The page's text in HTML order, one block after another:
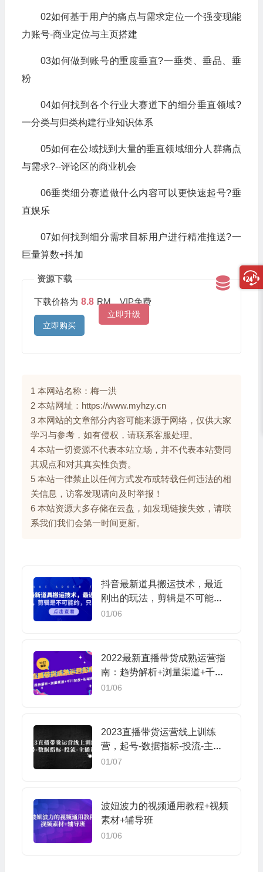
02如何基于用户的痛点与需求定位一个强变现能
力账号-商业定位与主页搭建
03如何做到账号的重度垂直?一垂类、垂品、垂
粉
04如何找到各个行业大赛道下的细分垂直领域?
一分类与归类构建行业知识体系
05如何在公域找到大量的垂直领域细分人群痛点
与需求?--评论区的商业机会
06垂类细分赛道做什么内容可以更快速起号?垂
直娱乐
07如何找到细分需求目标用户进行精准推送?一
巨量算数+抖加
资源下载
下载价格为 8.8 RM，VIP免费
立即升级
立即购买
1 本网站名称：梅一洪
2 本站网址：https://www.myhzy.cn
3 本网站的文章部分内容可能来源于网络，仅供大家
学习与参考，如有侵权，请联系客服处理。
4 本站一切资源不代表本站立场，并不代表本站赞同
其观点和对其真实性负责。
5 本站一律禁止以任何方式发布或转载任何违法的相
关信息，访客发现请向及时举报！
6 本站资源大多存储在云盘，如发现链接失效，请联
系我们我们会第一时间更新。
抖音最新道具搬运技术，最近
刚出的玩法，剪辑是不可能
的，只能搬运
01/06
2022最新直播带货成熟运营指
南：趋势解析+浏量渠道+千川
投放+私域商城
01/06
2023直播带货运营线上训练
营，起号-数据指标-投流-主播
训练
01/07
波妞波力的视频通用教程+视频
素材+辅导班
01/06